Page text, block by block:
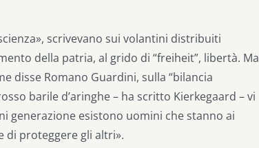
scrivevano sui volantini distribuiti
della patria, al grido di “freiheit”, libertà. Ma
disse Romano Guardini, sulla “bilancia
barile d’aringhe – ha scritto Kierkegaard – vi
generazione esistono uomini che stanno ai
di proteggere gli altri».